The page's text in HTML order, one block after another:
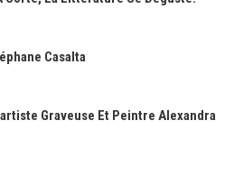
Casalta
Graveuse Et Peintre Alexandra